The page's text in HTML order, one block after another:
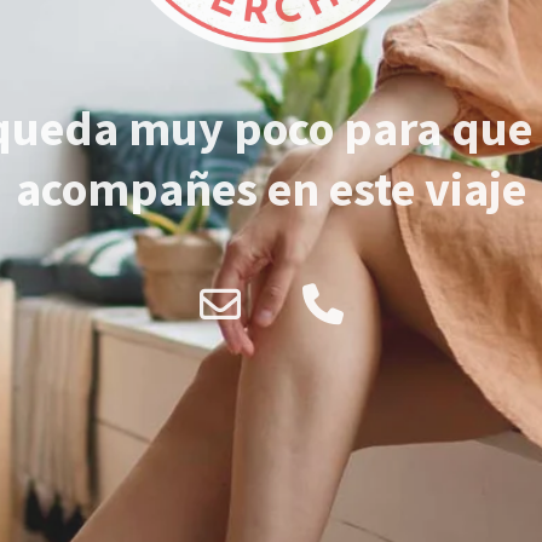
muy poco para
acompañes en este viaje